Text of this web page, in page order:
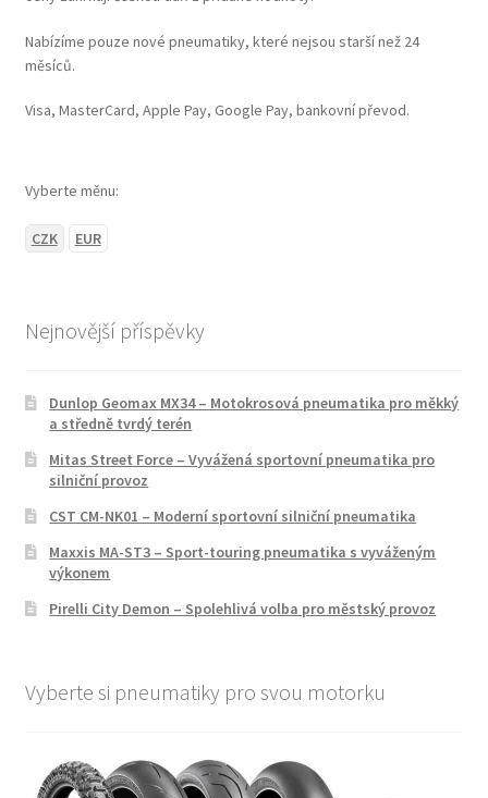
Nabízíme pouze nové pneumatiky, které nejsou starší než 24
měsíců.
Visa, MasterCard, Apple Pay, Google Pay, bankovní převod.
Vyberte měnu:
CZK EUR
Nejnovější příspěvky
Dunlop Geomax MX34 – Motokrosová pneumatika pro měkký
a středně tvrdý terén
Mitas Street Force – Vyvážená sportovní pneumatika pro
silniční provoz
CST CM-NK01 – Moderní sportovní silniční pneumatika
Maxxis MA-ST3 – Sport-touring pneumatika s vyváženým
výkonem
Pirelli City Demon – Spolehlivá volba pro městský provoz
Vyberte si pneumatiky pro svou motorku